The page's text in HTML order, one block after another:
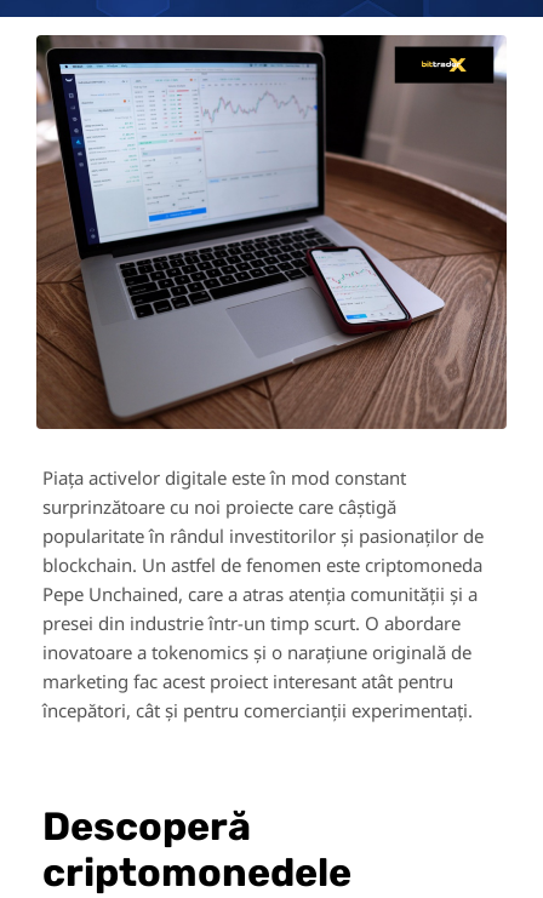
Piața activelor digitale este în mod constant
surprinzătoare cu noi proiecte care câștigă
popularitate în rândul investitorilor și pasionaților de
blockchain. Un astfel de fenomen este criptomoneda
Pepe Unchained, care a atras atenția comunității și a
presei din industrie într-un timp scurt. O abordare
inovatoare a tokenomics și o narațiune originală de
marketing fac acest proiect interesant atât pentru
începători, cât și pentru comercianții experimentați.
Descoperă
criptomonedele